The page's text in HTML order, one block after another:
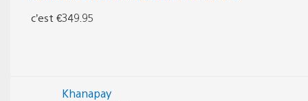
c’est €349.95
Khanapay